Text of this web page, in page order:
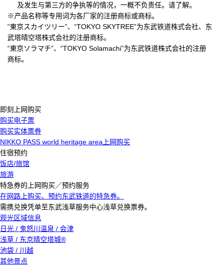
及发生与第三方的争执等的情况，一概不负责任。请了解。
※产品名称等专用词为各厂家的注册商标或商标。
“東京スカイツリー”、“TOKYO SKYTREE”为东武铁道株式会社、东
武塔晴空塔株式会社的注册商标。
“東京ソラマチ”、“TOKYO Solamachi”为东武铁道株式会社的注册
商标。
即刻上网购买
购买电子票
购买实体票券
NIKKO PASS world heritage area上网购买
住宿预约
饭店/旅馆
旅游
特急券的上网购买／预约服务
在网路上购买、预约东武铁道的特急券。
需携兑换凭单至东武浅草服务中心浅草兑换票券。
观光区域信息
日光 / 鬼怒川温泉 / 会津
浅草 / 东京晴空塔城®
池袋 / 川越
其他景点